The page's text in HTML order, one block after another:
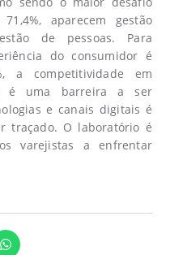
aparecem gestão
de pessoas. Para
do consumidor é
a competitividade em
é uma barreira a ser
e canais digitais é
traçado. O laboratório é
varejistas a enfrentar